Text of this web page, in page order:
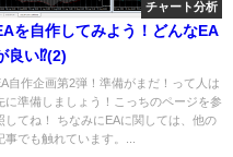
チャート分析
を自作してみよう！どんなEA
良い⁉(2)
自作企画第2弾！準備がまだ！って人は
に準備しましょう！こっちのページを参
してね！ ちなみにEAに関しては、他の
事でも触れています。...